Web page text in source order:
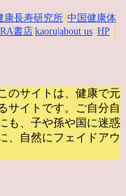
康長寿研究所 中国健康体
書店 kaoru |about us HP
のサイトは、健康で元
サイトです。
ご自分自
も、子や孫や国に迷惑
、自然にフェイドアウ